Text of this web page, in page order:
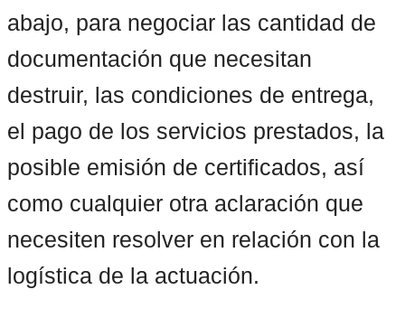
abajo, para negociar las cantidad de
documentación que necesitan
destruir, las condiciones de entrega,
el pago de los servicios prestados, la
posible emisión de certificados, así
como cualquier otra aclaración que
necesiten resolver en relación con la
logística de la actuación.